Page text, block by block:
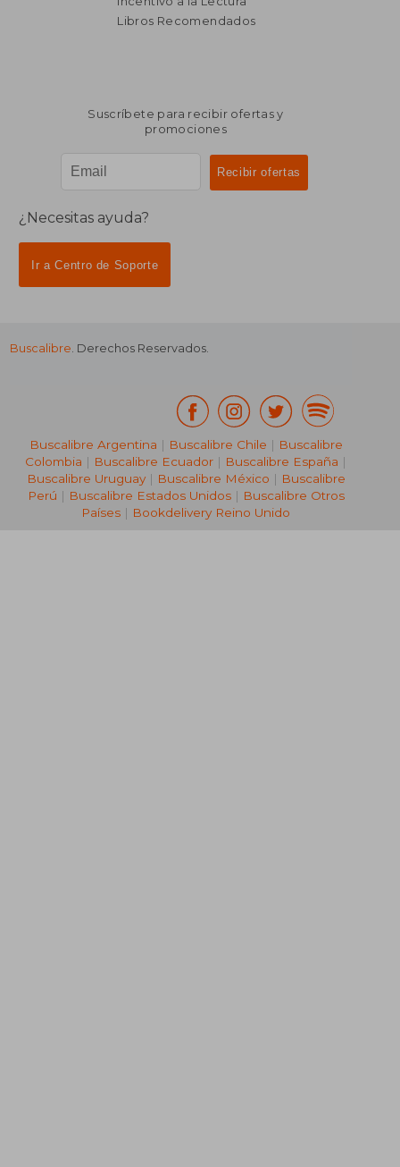
$ 4.986
$ 2.493
Libros Recomendados
Suscríbete para recibir ofertas y
promociones
¿Necesitas ayuda?
Ir a Centro de Soporte
Buscalibre. Derechos Reservados.
Buscalibre Argentina | Buscalibre Chile | Buscalibre
Colombia | Buscalibre Ecuador | Buscalibre España |
Buscalibre Uruguay| Buscalibre México | Buscalibre
Perú | Buscalibre Estados Unidos| Buscalibre Otros
Países | Bookdelivery Reino Unido